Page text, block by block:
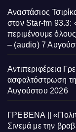
Αναστάσιος
στον Star-fm 93.3:
περιμένουμε
– (audio) 7
Αντιπεριφέρεια
ασφαλτόστρωση
Αυγούστου 2026
ΓΡΕΒΕΝΑ ||
Σινεμά με την